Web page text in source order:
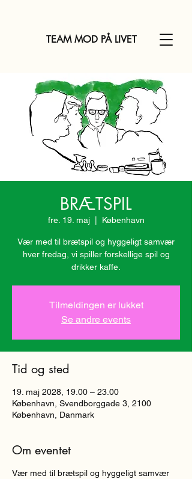
TEAM MOD PÅ LIVET
BRÆTSPIL
fre. 19. maj
  |
København
Vær med til brætspil og hyggeligt samvær
hver fredag, vi spiller forskellige spil og
drikker kaffe.
Tilmeldingen er lukket
Se andre events
Tid og sted
19. maj 2028, 19.00 – 23.00
København, Svendborggade 3, 2100
København, Danmark
Om eventet
Vær med til brætspil og hyggeligt samvær